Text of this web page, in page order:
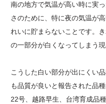
南の地方で気温が高い時に実
さのために、特に夜の気温が
れいに貯まらないことです。
の一部分が白くなってしまう現
こうした白い部分が出にくい
も品質が良いと報告された品
22号、越路早生、台湾育成品